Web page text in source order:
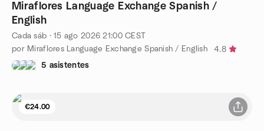
Miraflores Language Exchange Spanish /
English
Cada sáb ·15 ago 2026 21:00 CEST
por Miraflores Language Exchange Spanish / English
4.8
5 asistentes
€24.00